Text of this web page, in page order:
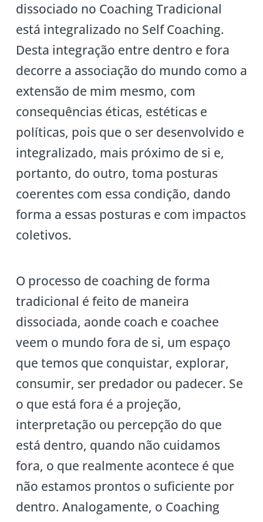
dissociado no Coaching Tradicional
está integralizado no Self Coaching.
Desta integração entre dentro e fora
decorre a associação do mundo como a
extensão de mim mesmo, com
consequências éticas, estéticas e
políticas, pois que o ser desenvolvido e
integralizado, mais próximo de si e,
portanto, do outro, toma posturas
coerentes com essa condição, dando
forma a essas posturas e com impactos
coletivos.
O processo de coaching de forma
tradicional é feito de maneira
dissociada, aonde coach e coachee
veem o mundo fora de si, um espaço
que temos que conquistar, explorar,
consumir, ser predador ou padecer. Se
o que está fora é a projeção,
interpretação ou percepção do que
está dentro, quando não cuidamos
fora, o que realmente acontece é que
não estamos prontos o suficiente por
dentro. Analogamente, o Coaching